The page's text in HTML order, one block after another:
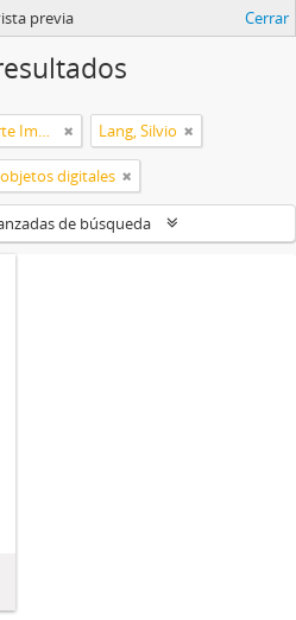
previa Cerrar
Colección de Publicaciones de Arte Impreso Lang, Silvio
digitales
de búsqueda